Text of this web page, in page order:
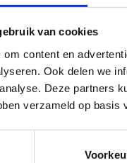
van cookies
content en
Ook delen we
Deze partners
verzameld op basis
Website
Seniorengym
An Daveloose